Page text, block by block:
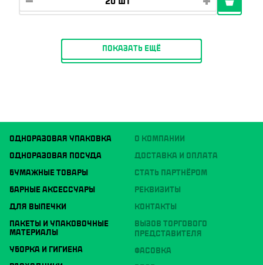
ПОКАЗАТЬ ЕЩЁ
ОДНОРАЗОВАЯ УПАКОВКА
ОДНОРАЗОВАЯ ПОСУДА
БУМАЖНЫЕ ТОВАРЫ
БАРНЫЕ АКСЕССУАРЫ
ДЛЯ ВЫПЕЧКИ
ПАКЕТЫ И УПАКОВОЧНЫЕ
МАТЕРИАЛЫ
УБОРКА И ГИГИЕНА
О КОМПАНИИ
ДОСТАВКА И ОПЛАТА
СТАТЬ ПАРТНЁРОМ
РЕКВИЗИТЫ
КОНТАКТЫ
ВЫЗОВ ТОРГОВОГО
ПРЕДСТАВИТЕЛЯ
ФАСОВКА